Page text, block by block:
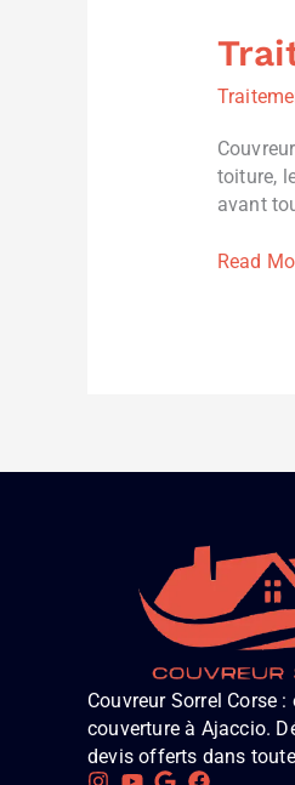
toiture,
avant
toiture
Corse
Read
Couvreur Sorrel Corse :
couverture à Ajaccio.
devis offerts dans